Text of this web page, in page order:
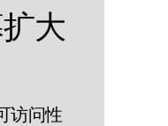
大
访问性